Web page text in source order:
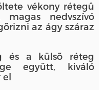
vékony rétegû
nedvszívó
az ágy száraz
és a külsõ réteg
együtt, kiváló
el